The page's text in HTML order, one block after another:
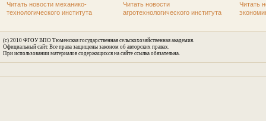
Читать новости механико-
технологического института
Читать новости
агротехнологического института
Читать
(c) 2010 ФГОУ ВПО Тюменская государственная сельскохозяйственная академия.
Официальный сайт. Все права защищены законом об авторских правах.
При использовании материалов содержащихся на сайте ссылка обязательна.